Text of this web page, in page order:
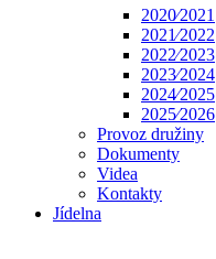
2020⁄2021
2021⁄2022
2022⁄2023
2023⁄2024
2024⁄2025
2025⁄2026
Provoz družiny
Dokumenty
Videa
Kontakty
Jídelna